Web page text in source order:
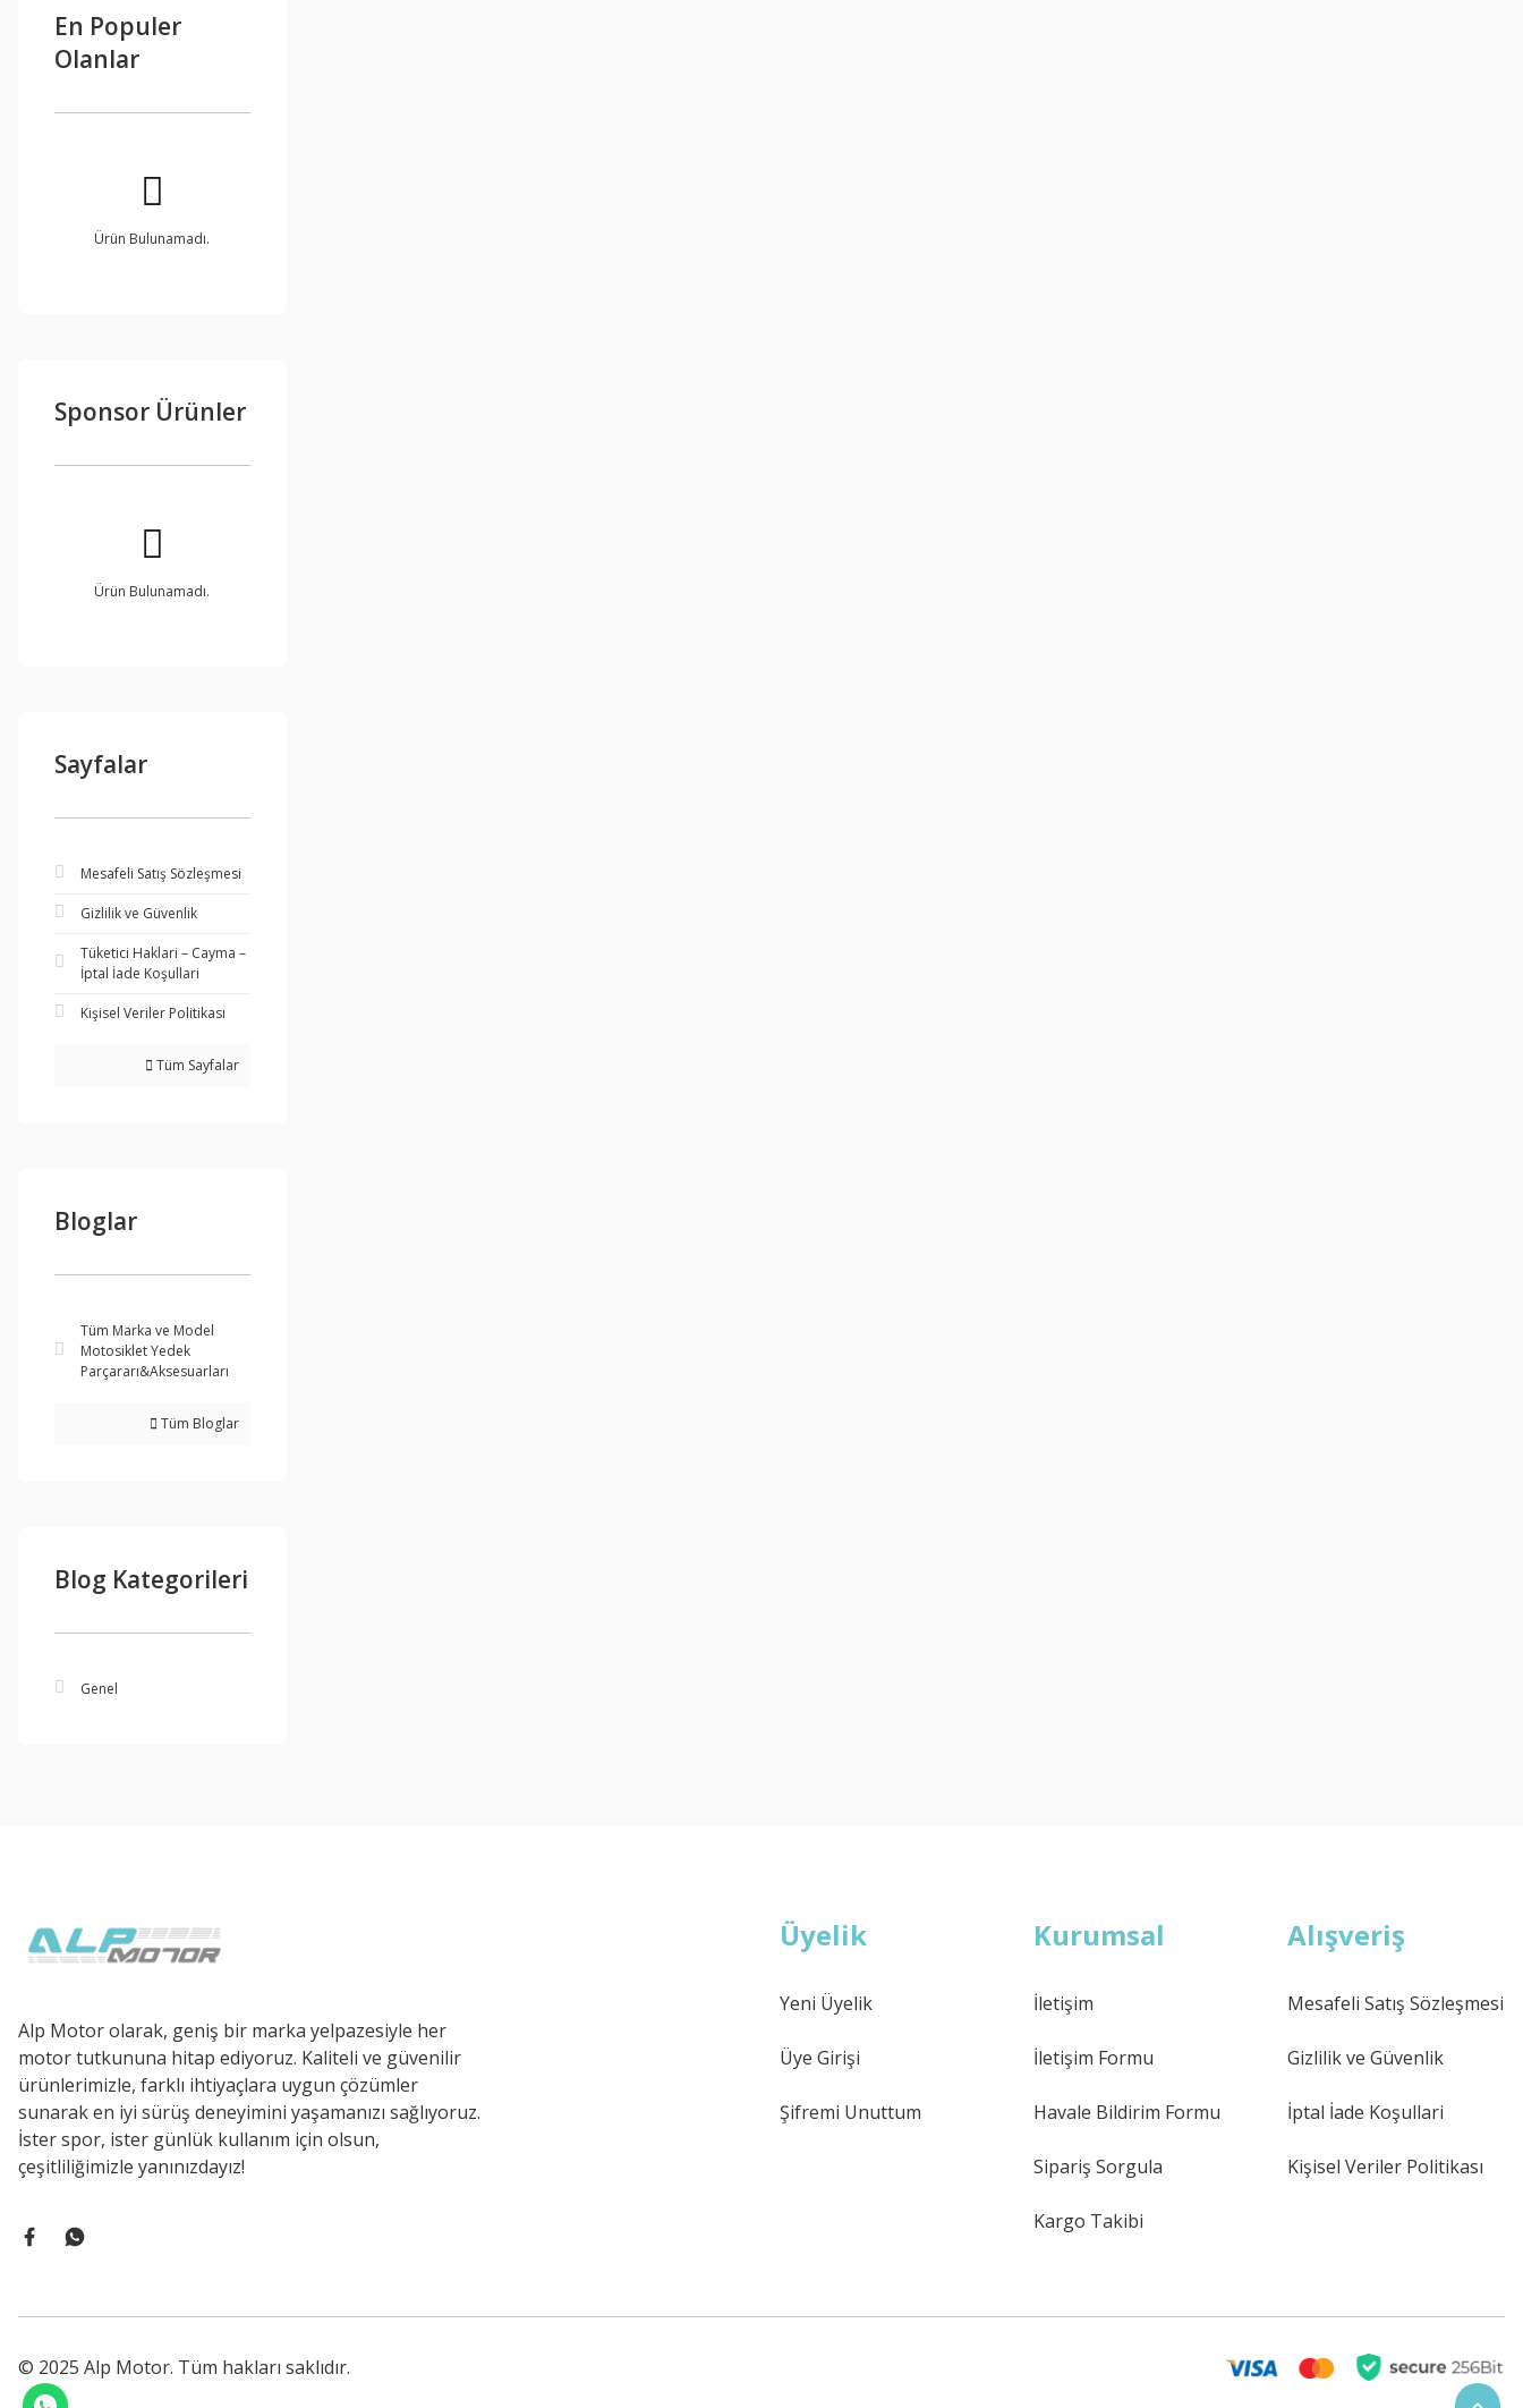
En Populer
Olanlar
Ürün Bulunamadı.
Sponsor Ürünler
Ürün Bulunamadı.
Sayfalar
Mesafeli Satış Sözleşmesi
Gizlilik ve Güvenlik
Tüketici Haklari – Cayma –
İptal İade Koşullari
Kişisel Veriler Politikası
Tüm Sayfalar
Bloglar
Tüm Marka ve Model
Motosiklet Yedek
Parçararı&Aksesuarları
Tüm Bloglar
Blog Kategorileri
Genel
Alp Motor olarak, geniş bir marka yelpazesiyle her
motor tutkununa hitap ediyoruz. Kaliteli ve güvenilir
ürünlerimizle, farklı ihtiyaçlara uygun çözümler
sunarak en iyi sürüş deneyimini yaşamanızı sağlıyoruz.
İster spor, ister günlük kullanım için olsun,
çeşitliliğimizle yanınızdayız!
Üyelik
Yeni Üyelik
Üye Girişi
Şifremi Unuttum
Kurumsal
İletişim
İletişim Formu
Havale Bildirim Formu
Sipariş Sorgula
Kargo Takibi
Alışveriş
Mesafeli Satış Sözleşmesi
Gizlilik ve Güvenlik
İptal İade Koşullari
Kişisel Veriler Politikası
© 2025 Alp Motor. Tüm hakları saklıdır.